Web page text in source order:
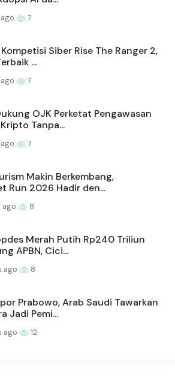
7
Siber Rise The Ranger 2,
...
7
OJK Perketat Pengawasan
Tanpa...
7
Makin Berkembang,
Run 2026 Hadir den...
ago 8
Merah Putih Rp240 Triliun
APBN, Cici...
ago 8
Prabowo, Arab Saudi Tawarkan
Jadi Pemi...
ago 12